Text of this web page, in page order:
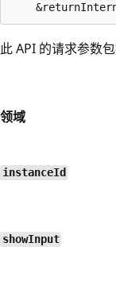
此 API 的请求参数
领域
instanceId
showInput